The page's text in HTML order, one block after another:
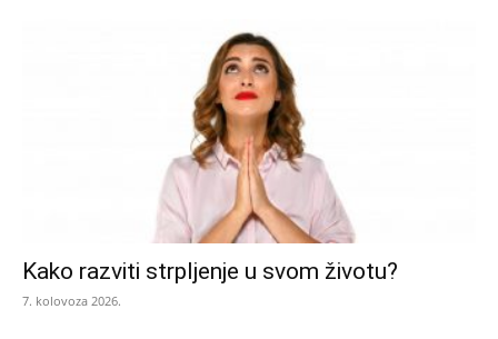
Kako razviti strpljenje u svom životu?
7. kolovoza 2026.